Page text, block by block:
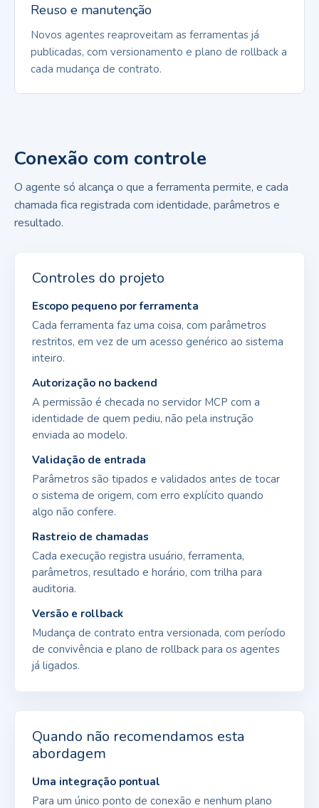
Reuso e manutenção
Novos agentes reaproveitam as ferramentas já
publicadas, com versionamento e plano de rollback a
cada mudança de contrato.
Conexão com controle
O agente só alcança o que a ferramenta permite, e cada
chamada fica registrada com identidade, parâmetros e
resultado.
Controles do projeto
Escopo pequeno por ferramenta
Cada ferramenta faz uma coisa, com parâmetros
restritos, em vez de um acesso genérico ao sistema
inteiro.
Autorização no backend
A permissão é checada no servidor MCP com a
identidade de quem pediu, não pela instrução
enviada ao modelo.
Validação de entrada
Parâmetros são tipados e validados antes de tocar
o sistema de origem, com erro explícito quando
algo não confere.
Rastreio de chamadas
Cada execução registra usuário, ferramenta,
parâmetros, resultado e horário, com trilha para
auditoria.
Versão e rollback
Mudança de contrato entra versionada, com período
de convivência e plano de rollback para os agentes
já ligados.
Quando não recomendamos esta
abordagem
Uma integração pontual
Para um único ponto de conexão e nenhum plano